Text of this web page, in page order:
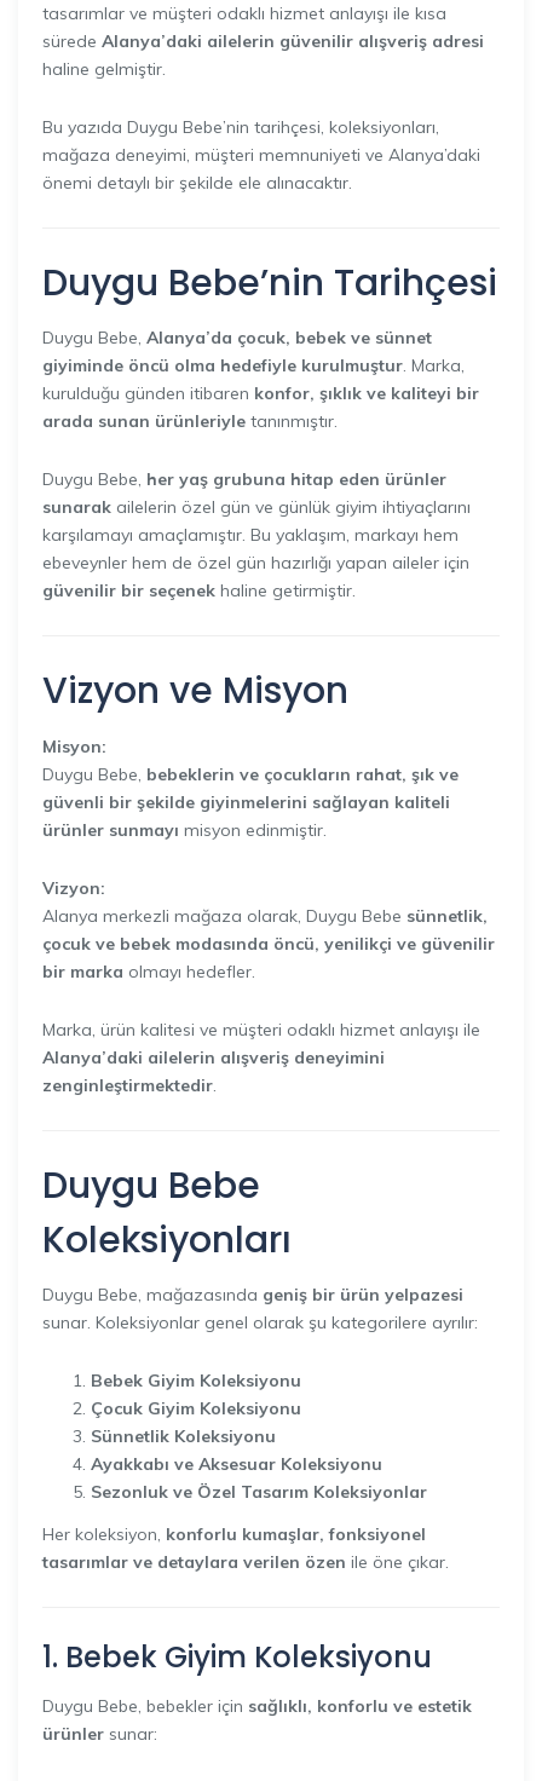
tasarımlar ve müşteri odaklı hizmet anlayışı ile kısa
sürede Alanya’daki ailelerin güvenilir alışveriş adresi
haline gelmiştir.
Bu yazıda Duygu Bebe’nin tarihçesi, koleksiyonları,
mağaza deneyimi, müşteri memnuniyeti ve Alanya’daki
önemi detaylı bir şekilde ele alınacaktır.
Duygu Bebe’nin Tarihçesi
Duygu Bebe, Alanya’da çocuk, bebek ve sünnet
giyiminde öncü olma hedefiyle kurulmuştur. Marka,
kurulduğu günden itibaren konfor, şıklık ve kaliteyi bir
arada sunan ürünleriyle tanınmıştır.
Duygu Bebe, her yaş grubuna hitap eden ürünler
sunarak ailelerin özel gün ve günlük giyim ihtiyaçlarını
karşılamayı amaçlamıştır. Bu yaklaşım, markayı hem
ebeveynler hem de özel gün hazırlığı yapan aileler için
güvenilir bir seçenek haline getirmiştir.
Vizyon ve Misyon
Misyon:
Duygu Bebe, bebeklerin ve çocukların rahat, şık ve
güvenli bir şekilde giyinmelerini sağlayan kaliteli
ürünler sunmayı misyon edinmiştir.
Vizyon:
Alanya merkezli mağaza olarak, Duygu Bebe sünnetlik,
çocuk ve bebek modasında öncü, yenilikçi ve güvenilir
bir marka olmayı hedefler.
Marka, ürün kalitesi ve müşteri odaklı hizmet anlayışı ile
Alanya’daki ailelerin alışveriş deneyimini
zenginleştirmektedir
Duygu Bebe
Koleksiyonları
Duygu Bebe, mağazasında geniş bir ürün yelpazesi
sunar. Koleksiyonlar genel olarak şu kategorilere ayrılır:
Bebek Giyim Koleksiyonu
Çocuk Giyim Koleksiyonu
Sünnetlik Koleksiyonu
Ayakkabı ve Aksesuar Koleksiyonu
Sezonluk ve Özel Tasarım Koleksiyonlar
Her koleksiyon, konforlu kumaşlar, fonksiyonel
tasarımlar ve detaylara verilen özen ile öne çıkar.
1. Bebek Giyim Koleksiyonu
Duygu Bebe, bebekler için sağlıklı, konforlu ve estetik
ürünler sunar: